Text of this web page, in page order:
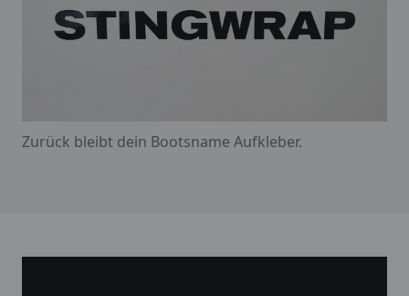
Zurück bleibt dein Bootsname Aufkleber.